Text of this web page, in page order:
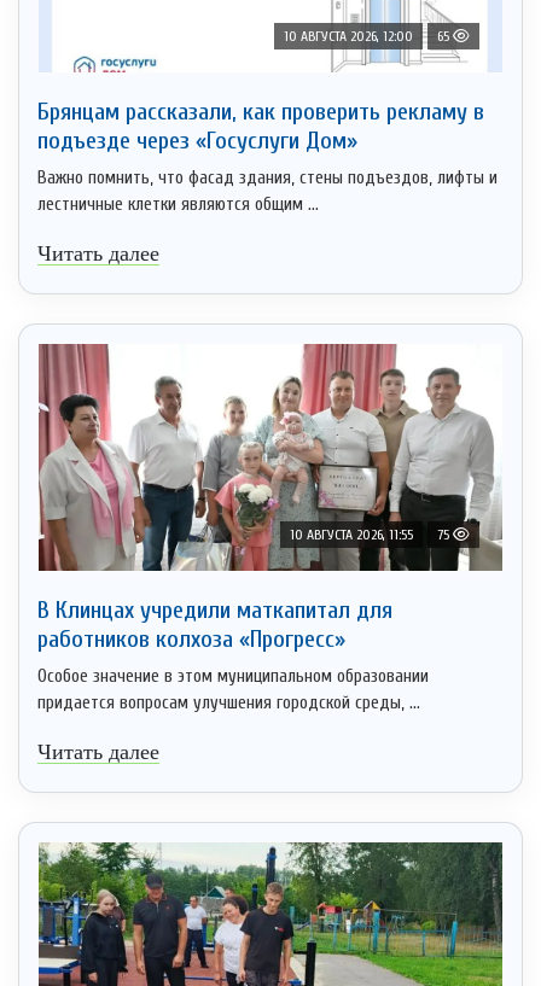
10 АВГУСТА 2026, 12:00 65
Брянцам рассказали, как проверить рекламу в
подъезде через «Госуслуги Дом»
Важно помнить, что фасад здания, стены подъездов, лифты и
лестничные клетки являются общим ...
Читать далее
10 АВГУСТА 2026, 11:55 75
В Клинцах учредили маткапитал для
работников колхоза «Прогресс»
Особое значение в этом муниципальном образовании
придается вопросам улучшения городской среды, ...
Читать далее